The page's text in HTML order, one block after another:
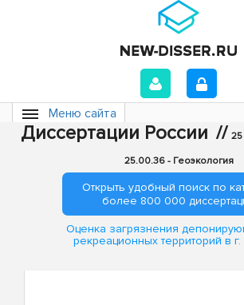
Меню сайта
Диссертации России //
25.00.36 - Геоэкология
Открыть удобный поиск по
более 800 000
Оценка загрязнения
рекреационных территорий в